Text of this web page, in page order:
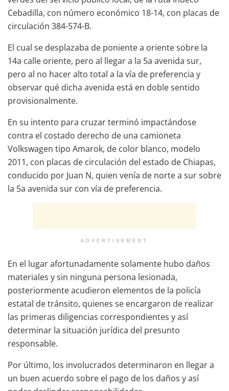
Cebadilla, con número económico 18-14, con placas de
circulación 384-574-B.
El cual se desplazaba de poniente a oriente sobre la
14a calle oriente, pero al llegar a la 5a avenida sur,
pero al no hacer alto total a la vía de preferencia y
observar qué dicha avenida está en doble sentido
provisionalmente.
En su intento para cruzar terminó impactándose
contra el costado derecho de una camioneta
Volkswagen tipo Amarok, de color blanco, modelo
2011, con placas de circulación del estado de Chiapas,
conducido por Juan N, quien venía de norte a sur sobre
la 5a avenida sur con vía de preferencia.
ADVERTISEMENT
En el lugar afortunadamente solamente hubo daños
materiales y sin ninguna persona lesionada,
posteriormente acudieron elementos de la policía
estatal de tránsito, quienes se encargaron de realizar
las primeras diligencias correspondientes y así
determinar la situación jurídica del presunto
responsable.
Por último, los involucrados determinaron en llegar a
un buen acuerdo sobre el pago de los daños y así